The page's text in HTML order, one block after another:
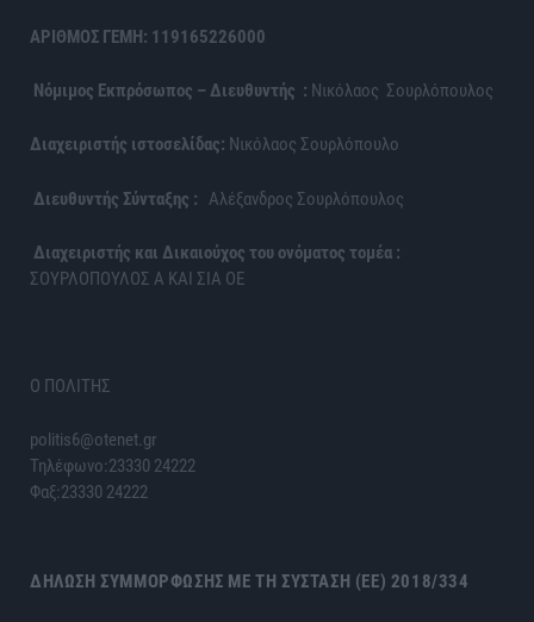
ΑΡΙΘΜΟΣ ΓΕΜΗ: 119165226000
Νόμιμος Εκπρόσωπος – Διευθυντής : Νικόλαος Σουρλόπουλος
Διαχειριστής ιστοσελίδας: Νικόλαος Σουρλόπουλο
Διευθυντής Σύνταξης : Αλέξανδρος Σουρλόπουλος
Διαχειριστής και Δικαιούχος του ονόματος τομέα :
ΣΟΥΡΛΟΠΟΥΛΟΣ Α ΚΑΙ ΣΙΑ ΟΕ
Ο ΠΟΛΙΤΗΣ
politis6@otenet.gr
Τηλέφωνο:23330 24222
Φαξ:23330 24222
ΔΉΛΩΣΗ ΣΥΜΜΌΡΦΩΣΗΣ ΜΕ ΤΗ ΣΎΣΤΑΣΗ (ΕΕ) 2018/334